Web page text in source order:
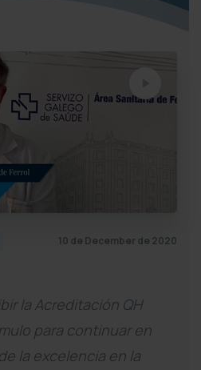
10 de December de 2020
la Acreditación QH
para continuar en
la excelencia en la